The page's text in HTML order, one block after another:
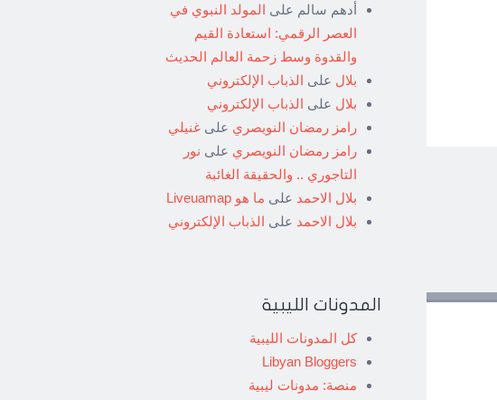
أدهم سالم على المولد النبوي في
العصر الرقمي: استعادة القيم
والقدوة وسط زحمة العالم الحديث
بلال على الذباب الإلكتروني
بلال على الذباب الإلكتروني
رامز رمضان النويصري على غنيلي
رامز رمضان النويصري على نور
التاجوري .. والحقيقة الغائبة
بلال الاحمد على ما هو Liveuamap
بلال الاحمد على الذباب الإلكتروني
المدونات الليبية
كل المدونات الليبية
Libyan Bloggers
منصة: مدونات ليبية